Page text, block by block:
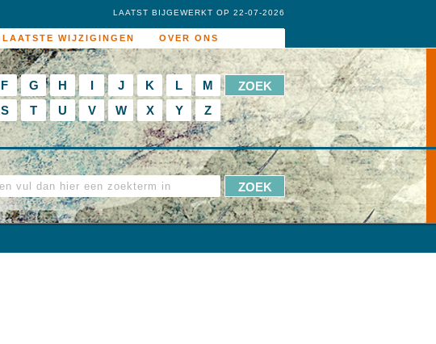
LAATSTE WIJZIGINGEN OVER ONS
LAATST BIJGEWERKT OP 22-07-2026
F G H I J K L
M
S T U V W X Y Z